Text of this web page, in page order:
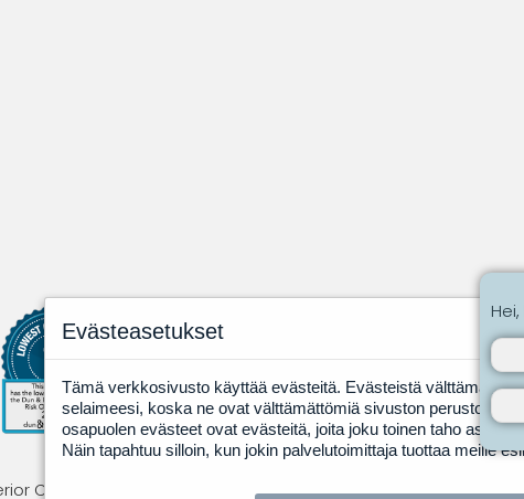
Oy. All rights reserved · Powered byLiteCart®
Evästeasetukset
Tämä verkkosivusto käyttää evästeitä. Evästeistä
selaimeesi, koska ne ovat välttämättömiä sivuston
osapuolen evästeet ovat evästeitä, joita joku toinen taho
Näin tapahtuu silloin, kun jokin palvelutoimittaja tuottaa meille